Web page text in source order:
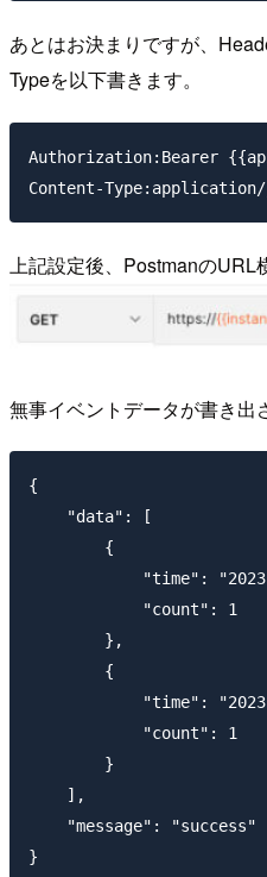
あとはお決まりですが、
Typeを以下書きます。
Authorization:Bearer
上記設定後、PostmanのURL
無事イベントデータが書き出
{
    "data": [
        {
"time":
            "count": 1
        },
        {
"time":
            "count": 1
        }
    ],
    "message": "success"